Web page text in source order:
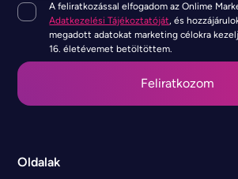
A feliratkozással elfogadom az Onlime
Adatkezelési Tájékoztatóját, és
megadott adatokat marketing célokra
16. életévemet betöltöttem.
Oldalak